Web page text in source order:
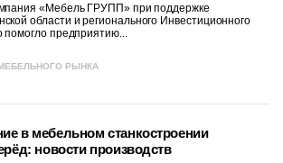
«Мебель ГРУПП» при поддержке
области и регионального Инвестиционного
помогло предприятию...
РЫНКА
в мебельном станкостроении
новости производств